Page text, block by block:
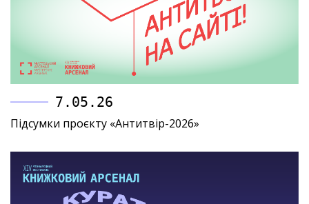
7.05.26
Підсумки проєкту «Антитвір-2026»